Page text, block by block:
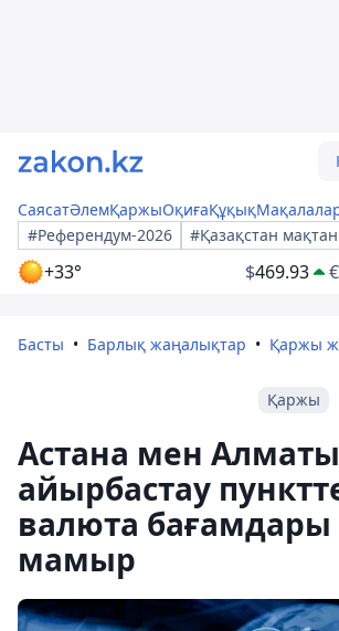
СаясатӘлемҚаржыОқиғаҚұқық
#Референдум-2026
#Қазақстан
+33° $469.93 €
Басты Барлық жаңалықтар Қаржы
Қаржы
Астана мен
айырбастау
валюта бағамдары
мамыр